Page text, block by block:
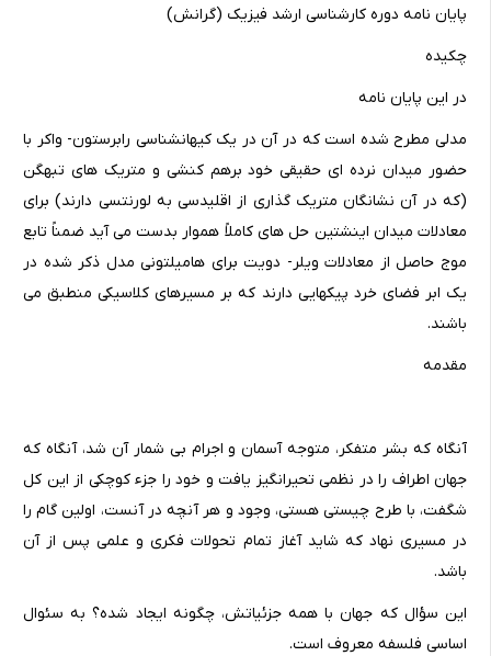
پایان نامه دوره کارشناسی ارشد فیزیک (گرانش)
چکیده
در این پایان نامه
مدلی مطرح شده است که در آن در یک کیهانشناسی رابرستون- واکر با
حضور میدان نرده ای حقیقی خود برهم کنشی و متریک های تبهگن
(که در آن نشانگان متریک گذاری از اقلیدسی به لورنتسی دارند) برای
معادلات میدان اینشتین حل های کاملاً هموار بدست می آید ضمناً تابع
موج حاصل از معادلات ویلر- دویت برای هامیلتونی مدل ذکر شده در
یک ابر فضای خرد پیکهایی دارند که بر مسیرهای کلاسیکی منطبق می
باشند.
مقدمه
آنگاه که بشر متفکر، متوجه آسمان و اجرام بی شمار آن شد، آنگاه که
جهان اطراف را در نظمی تحیرانگیز یافت و خود را جزء کوچکی از این کل
شگفت، با طرح چیستی هستی، وجود و هر آنچه در آنست، اولین گام را
در مسیری نهاد که شاید آغاز تمام تحولات فکری و علمی پس از آن
باشد.
این سؤال که جهان با همه جزئیاتش، چگونه ایجاد شده؟ به سئوال
اساسی فلسفه معروف است.